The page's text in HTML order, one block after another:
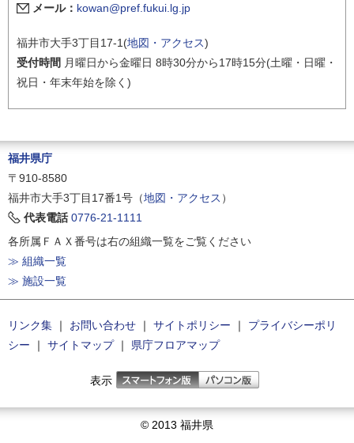
メール： kowan@pref.fukui.lg.jp
福井市大手3丁目17-1(地図・アクセス)
受付時間 月曜日から金曜日 8時30分から17時15分(土曜・日曜・
祝日・年末年始を除く)
福井県庁
〒910-8580
福井市大手3丁目17番1号（地図・アクセス ）
代表電話 0776-21-1111
各所属ＦＡＸ番号は右の組織一覧をご覧ください
≫ 組織一覧
≫ 施設一覧
リンク集 ｜ お問い合わせ ｜ サイトポリシー ｜
プライバシーポリ
シー ｜ サイトマップ｜ 県庁フロアマップ
表示
© 2013 福井県